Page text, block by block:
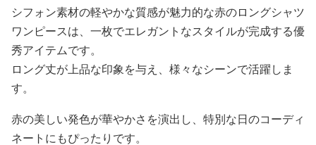
シフォン素材の軽やかな質感が魅力的な赤のロングシャツ
ワンピースは、一枚でエレガントなスタイルが完成する優
秀アイテムです。
ロング丈が上品な印象を与え、様々なシーンで活躍しま
す。
赤の美しい発色が華やかさを演出し、特別な日のコーディ
ネートにもぴったりです。